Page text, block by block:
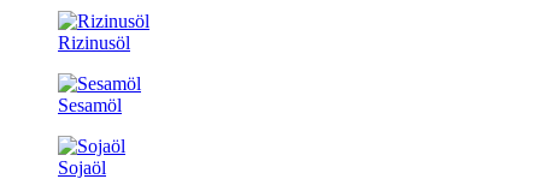
Rizinusöl
Sesamöl
Sojaöl